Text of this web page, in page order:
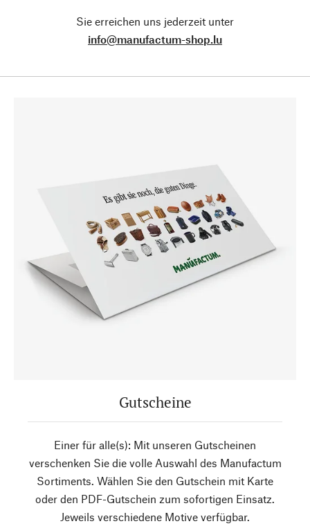
Sie erreichen uns jederzeit unter
info@manufactum-shop.lu
Gutscheine
Einer für alle(s): Mit unseren Gutscheinen
verschenken Sie die volle Auswahl des Manufactum
Sortiments. Wählen Sie den Gutschein mit Karte
oder den PDF-Gutschein zum sofortigen Einsatz.
Jeweils verschiedene Motive verfügbar.